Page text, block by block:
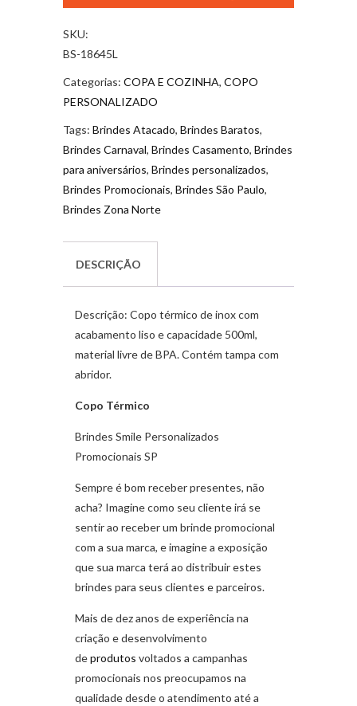
Abridor
quantidade
SKU:
BS-18645L
Categorias: COPA E COZINHA, COPO
PERSONALIZADO
Tags: Brindes Atacado, Brindes Baratos,
Brindes Carnaval, Brindes Casamento, Brindes
para aniversários, Brindes personalizados,
Brindes Promocionais, Brindes São Paulo,
Brindes Zona Norte
DESCRIÇÃO
Descrição: Copo térmico de inox com
acabamento liso e capacidade 500ml,
material livre de BPA. Contém tampa com
abridor.
Copo Térmico
Brindes Smile Personalizados
Promocionais SP
Sempre é bom receber presentes, não
acha? Imagine como seu cliente irá se
sentir ao receber um brinde promocional
com a sua marca, e imagine a exposição
que sua marca terá ao distribuir estes
brindes para seus clientes e parceiros.
Mais de dez anos de experiência na
criação e desenvolvimento
deprodutos voltados a campanhas
promocionais nos preocupamos na
qualidade desde o atendimento até a